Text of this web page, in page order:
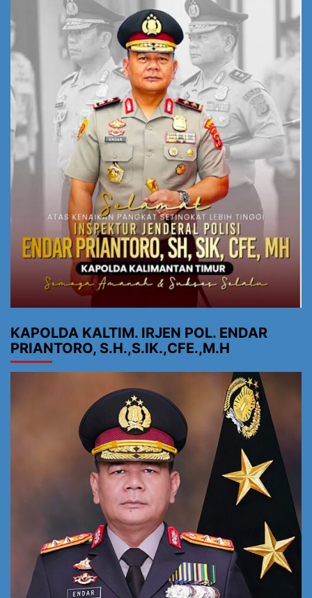
KAPOLDA KALTIM. IRJEN POL. ENDAR
PRIANTORO, S.H.,S.IK.,CFE.,M.H